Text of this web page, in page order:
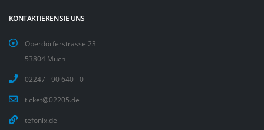
KONTAKTIEREN SIE UNS
Oberdörferstrasse 23
53804 Much
02247 - 90 640 - 0
ticket@02205.de
tefonix.de